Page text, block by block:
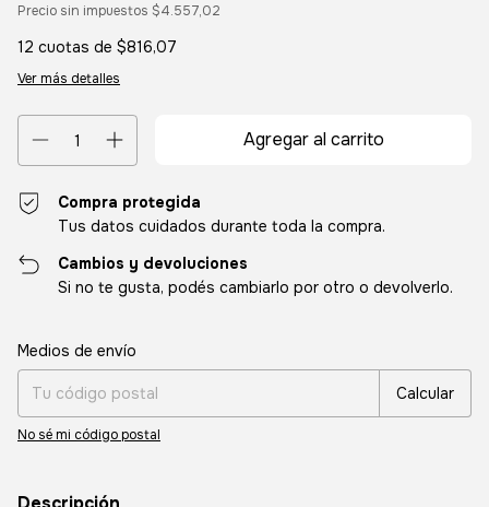
Precio sin impuestos $4.557,02
12 cuotas de $816,07
Ver más detalles
Compra protegida
Tus datos cuidados durante toda la compra.
Cambios y devoluciones
Si no te gusta, podés cambiarlo por otro o devolverlo.
Entregas para el CP:
Medios de envío
Calcular
No sé mi código postal